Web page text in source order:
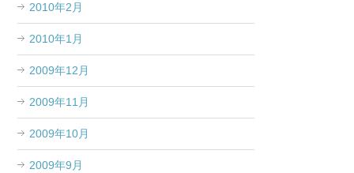
2010年2月
2010年1月
2009年12月
2009年11月
2009年10月
2009年9月